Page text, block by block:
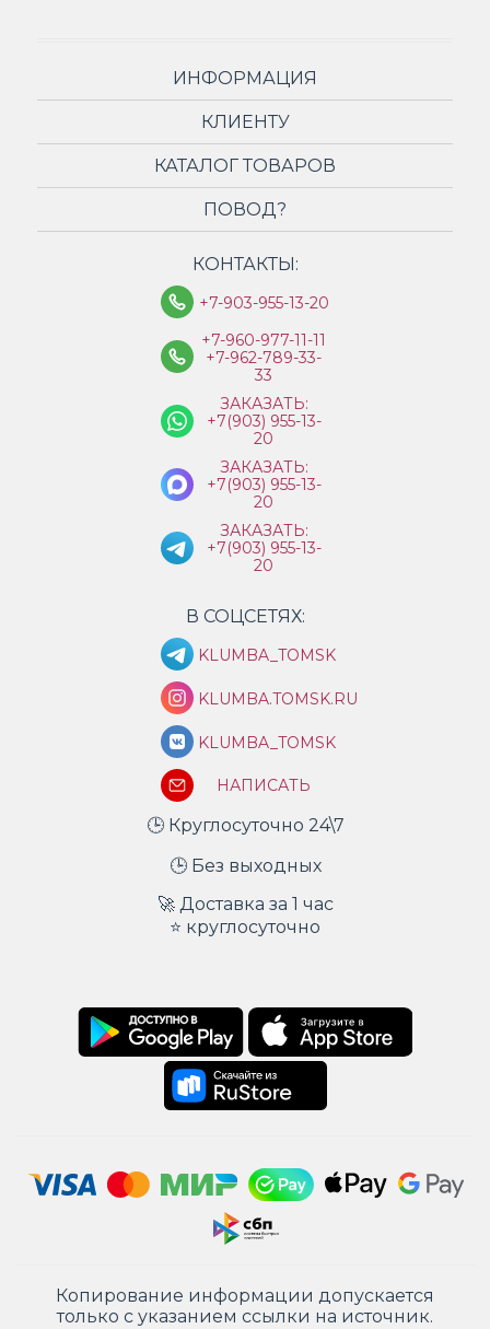
ИНФОРМАЦИЯ
КЛИЕНТУ
КАТАЛОГ ТОВАРОВ
ПОВОД?
КОНТАКТЫ:
+7-903-955-13-20
+7-960-977-11-11
+7-962-789-33-
33
ЗАКАЗАТЬ:
+7(903) 955-13-
20
ЗАКАЗАТЬ:
+7(903) 955-13-
20
ЗАКАЗАТЬ:
+7(903) 955-13-
20
В СОЦСЕТЯХ:
KLUMBA_TOMSK
KLUMBA.TOMSK.RU
KLUMBA_TOMSK
НАПИСАТЬ
🕒 Круглосуточно 24\7
🕒 Без выходных
🚀 Доставка за 1 час
⭐ круглосуточно
Копирование информации допускается
только с указанием ссылки на источник.